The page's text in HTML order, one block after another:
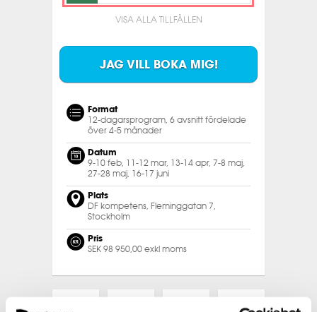
VISA ALLA TILLFÄLLEN
JAG VILL BOKA MIG!
Format
12-dagarsprogram, 6 avsnitt fördelade
över 4-5 månader
Datum
9-10 feb, 11-12 mar, 13-14 apr, 7-8 maj,
27-28 maj, 16-17 juni
Plats
DF kompetens, Fleminggatan 7,
Stockholm
Pris
SEK 98 950,00 exkl moms